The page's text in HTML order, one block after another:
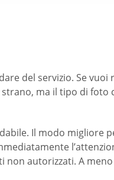
del servizio. Se
ma il tipo di foto
Il modo migliore
autorizzati. A